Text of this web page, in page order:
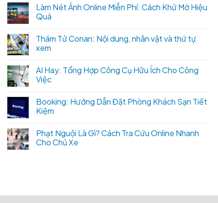
Làm Nét Ảnh Online Miễn Phí: Cách Khử Mờ Hiệu
Quả
Thám Tử Conan: Nội dung, nhân vật và thứ tự
xem
AI Hay: Tổng Hợp Công Cụ Hữu Ích Cho Công
Việc
Booking: Hướng Dẫn Đặt Phòng Khách Sạn Tiết
Kiệm
Phạt Nguội Là Gì? Cách Tra Cứu Online Nhanh
Cho Chủ Xe